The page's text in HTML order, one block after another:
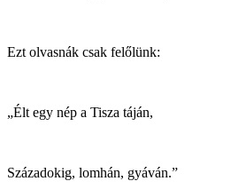
Ezt olvasnák csak felőlünk:
„Élt egy nép a Tisza táján,
Századokig, lomhán, gyáván.”